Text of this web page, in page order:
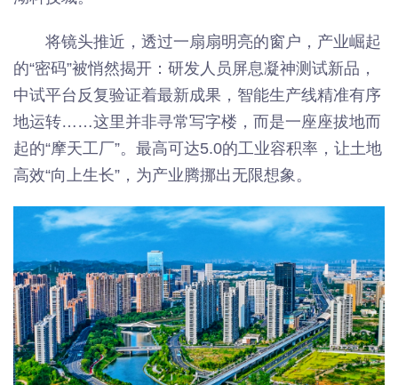
将镜头推近，透过一扇扇明亮的窗户，产业崛起
的“密码”被悄然揭开：研发人员屏息凝神测试新品，
中试平台反复验证着最新成果，智能生产线精准有序
地运转……这里并非寻常写字楼，而是一座座拔地而
起的“摩天工厂”。最高可达5.0的工业容积率，让土地
高效“向上生长”，为产业腾挪出无限想象。